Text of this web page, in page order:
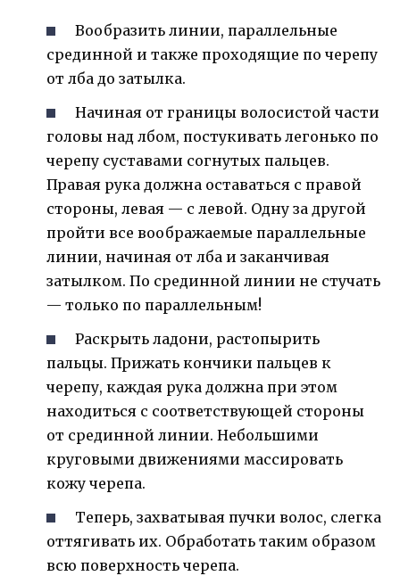
Вообразить линии, параллельные
срединной и также проходящие по черепу
от лба до затылка.
Начиная от границы волосистой части
головы над лбом, постукивать легонько по
черепу суставами согнутых пальцев.
Правая рука должна оставаться с правой
стороны, левая — с левой. Одну за другой
пройти все воображаемые параллельные
линии, начиная от лба и заканчивая
затылком. По срединной линии не стучать
— только по параллельным!
Раскрыть ладони, растопырить
пальцы. Прижать кончики пальцев к
черепу, каждая рука должна при этом
находиться с соответствующей стороны
от срединной линии. Небольшими
круговыми движениями массировать
кожу черепа.
Теперь, захватывая пучки волос, слегка
оттягивать их. Обработать таким образом
всю поверхность черепа.